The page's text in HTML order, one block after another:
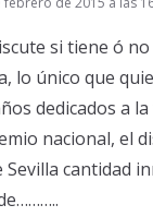
si tiene ó
lo único que
dedicados a
nacional, el
Sevilla cantidad